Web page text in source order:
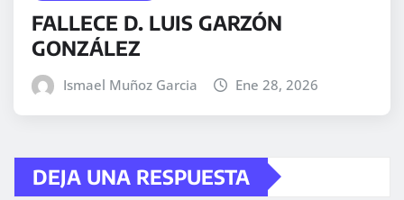
FALLECE D. LUIS GARZÓN
GONZÁLEZ
Ismael Muñoz Garcia Ene 28, 2026
DEJA UNA RESPUESTA